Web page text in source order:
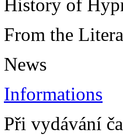
History of
From the
News
Informations
Při vydávání